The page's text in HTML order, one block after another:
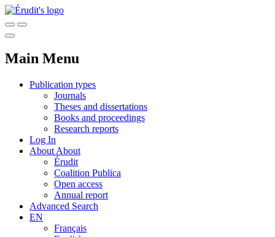
Main Menu
Publication types
Journals
Theses and dissertations
Books and proceedings
Research reports
Log In
About About
Érudit
Coalition Publica
Open access
Annual report
Advanced Search
EN
Français